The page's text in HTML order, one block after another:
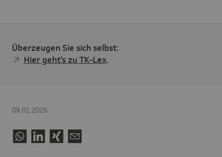
Überzeugen Sie sich selbst:
Hier geht's zu TK-Lex.
09.01.2026